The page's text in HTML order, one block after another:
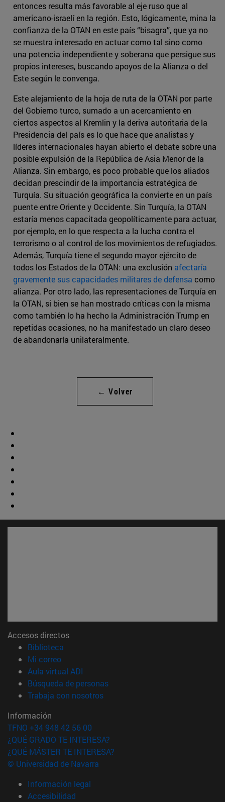
entonces resulta más favorable al eje ruso que al
americano-israelí en la región. Esto, lógicamente, mina la
confianza de la OTAN en este país “bisagra”, que ya no
se muestra interesado en actuar como tal sino como
una potencia independiente y soberana que persigue sus
propios intereses, buscando apoyos de la Alianza o del
Este según le convenga.
Este alejamiento de la hoja de ruta de la OTAN por parte
del Gobierno turco, sumado a un acercamiento en
ciertos aspectos al Kremlin y la deriva autoritaria de la
Presidencia del país es lo que hace que analistas y
líderes internacionales hayan abierto el debate sobre una
posible expulsión de la República de Asia Menor de la
Alianza. Sin embargo, es poco probable que los aliados
decidan prescindir de la importancia estratégica de
Turquía. Su situación geográfica la convierte en un país
puente entre Oriente y Occidente. Sin Turquía, la OTAN
estaría menos capacitada geopolíticamente para actuar,
por ejemplo, en lo que respecta a la lucha contra el
terrorismo o al control de los movimientos de refugiados.
Además, Turquía tiene el segundo mayor ejército de
todos los Estados de la OTAN: una exclusión afectaría
gravemente sus capacidades militares de defensa como
alianza. Por otro lado, las representaciones de Turquía en
la OTAN, si bien se han mostrado críticas con la misma
como también lo ha hecho la Administración Trump en
repetidas ocasiones, no ha manifestado un claro deseo
de abandonarla unilateralmente.
← Volver
Accesos directos
Biblioteca
Mi correo(abre en nueva ventana)
Aula virtual ADI
Búsqueda de personas(abre en nueva ventana)
Trabaja con nosotros(abre en nueva ventana)
Información
TFNO +34 948 42 56 00
¿QUÉ GRADO TE INTERESA?
¿QUÉ MÁSTER TE INTERESA?
© Universidad de Navarra
Información legal
Accesibilidad